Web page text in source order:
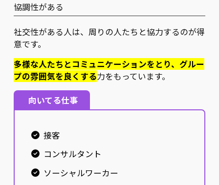
協調性がある
社交性がある人は、周りの人たちと協力するのが得
意です。
多様な人たちとコミュニケーションをとり、グルー
プの雰囲気を良くする力をもっています。
向いてる仕事
接客
コンサルタント
ソーシャルワーカー